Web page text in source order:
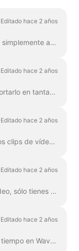
Editado hace 2 años
Para acortar o alargar una escena, simplemente arrastra el fotograma a lo largo de la línea de tiempo, así: Si tu escena es un vídeo, observa que a la derecha...
Editado hace 2 años
Cuando editas un vídeo, puedes cortarlo en tantas partes como quieras, con un simple clic en la línea de tiempo y pulsando el icono de las tijeras. Puedes insertar...
Editado hace 2 años
En Wave.video, puedes "pegar" dos clips de vídeo añadiendo transiciones entre dos escenas. Una transición es una técnica de edición de vídeo que permite...
Editado hace 2 años
Para añadir más videoclips a tu vídeo, sólo tienes que hacer clic en el icono Más de la línea de tiempo. Esto te mostrará todas las opciones. Para eliminar una escena...
Editado hace 2 años
Puedes acercar y alejar la línea de tiempo en Wave.video para que el proceso de edición sea más cómodo y preciso. La función se encuentra debajo de la l...